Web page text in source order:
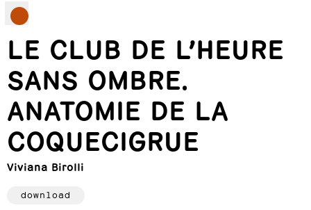
LE CLUB DE L’HEURE
SANS OMBRE.
ANATOMIE DE LA
COQUECIGRUE
Viviana Birolli
download